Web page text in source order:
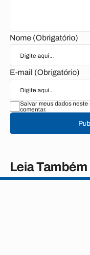
Nome (Obrigatório)
E-mail (Obrigatório)
Salvar meus dados
comentar.
Leia Também